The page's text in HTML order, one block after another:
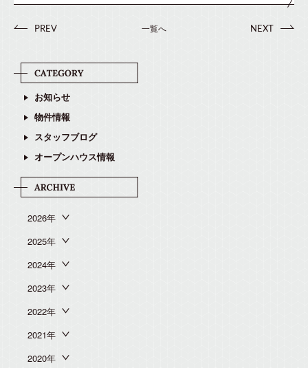
PREV 一覧へ NEXT
お知らせ
物件情報
スタッフブログ
オープンハウス情報
2026年
2025年
2024年
2023年
2022年
2021年
2020年